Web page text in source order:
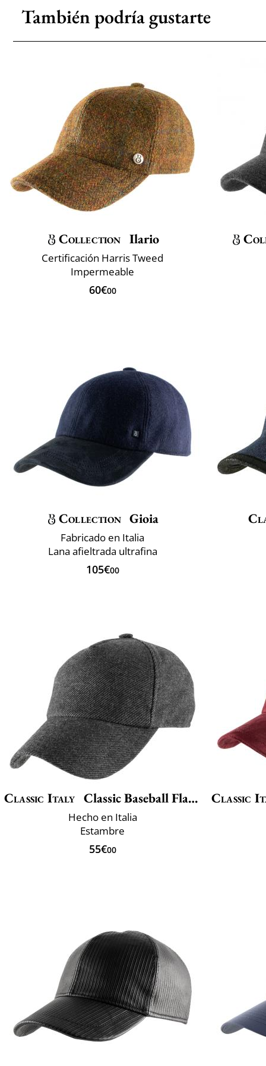
También podría gustarte
Collection Ilario
Certificación Harris Tweed
Impermeable
60€00
Collection Gioia
Fabricado en Italia
Lana afieltrada ultrafina
105€00
Classic Italy Classic Baseball Flanella
Hecho en Italia
Estambre
55€00
Classic